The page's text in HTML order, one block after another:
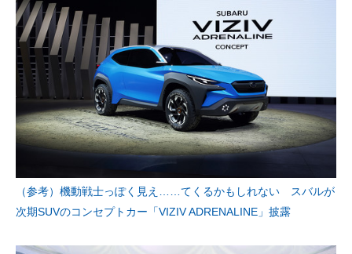
（参考）機動戦士っぽく見え……てくるかもしれない スバルが
次期SUVのコンセプトカー「VIZIV ADRENALINE」披露